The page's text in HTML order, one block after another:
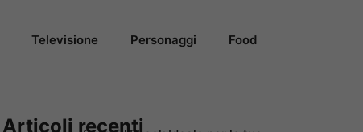
Televisione Personaggi Food
Articoli recenti